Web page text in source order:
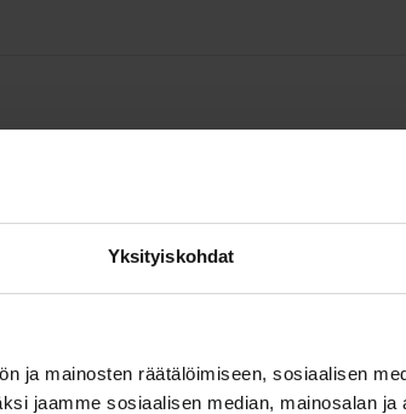
Yksityiskohdat
ja mainosten räätälöimiseen, sosiaalisen
jaamme sosiaalisen median, mainosalan ja